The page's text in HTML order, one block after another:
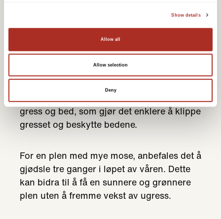
Show details
Allow all
Allow selection
Deny
Hvis du ønsker å unngå mye vedlikehold,
kan du bruke belegningsstein eller
kantstein for å lage tydelige skiller mellom
gress og bed, som gjør det enklere å klippe
gresset og beskytte bedene.
For en plen med mye mose, anbefales det å
gjødsle tre ganger i løpet av våren. Dette
kan bidra til å få en sunnere og grønnere
plen uten å fremme vekst av ugress.